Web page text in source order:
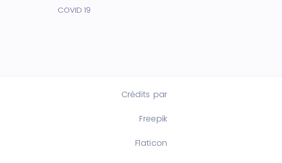
COVID 19
Crédits par
Freepik
Flaticon